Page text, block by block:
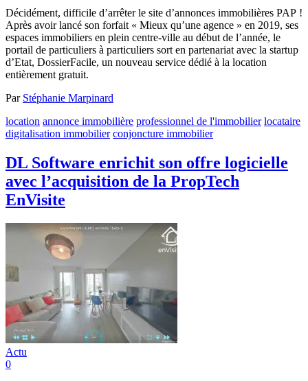
Décidément, difficile d’arrêter le site d’annonces immobilières PAP !
Après avoir lancé son forfait « Mieux qu’une agence » en 2019, ses
espaces immobiliers en plein centre-ville au début de l’année, le
portail de particuliers à particuliers sort en partenariat avec la startup
d’Etat, DossierFacile, un nouveau service dédié à la location
entièrement gratuit.
Par Stéphanie Marpinard
location annonce immobilière professionnel de l'immobilier locataire
digitalisation immobilier conjoncture immobilier
DL Software enrichit son offre logicielle
avec l’acquisition de la PropTech
EnVisite
Actu
0